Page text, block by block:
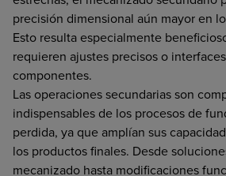
precisión dimensional aún mayor en
Esto resulta especialmente
requieren ajustes precisos o
componentes.
Las operaciones secundarias son
indispensables de los procesos de
perdida, ya que amplían sus
los productos finales. Desde
mecanizado hasta modificaciones